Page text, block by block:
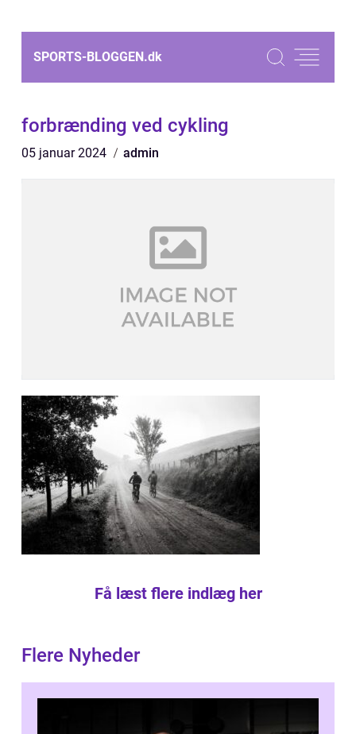
SPORTS-BLOGGEN.dk
forbrænding ved cykling
05 januar 2024 admin
Få læst flere indlæg her
Flere Nyheder